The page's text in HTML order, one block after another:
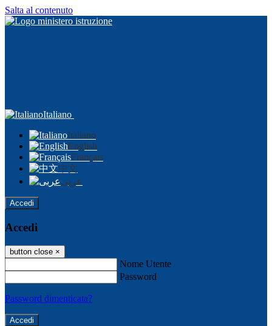
Salta al contenuto
Italiano
Italiano
English
Français
中文
عربى
Accedi
Accedi
button close ×
Nome Utente
Password
Password dimenticata?